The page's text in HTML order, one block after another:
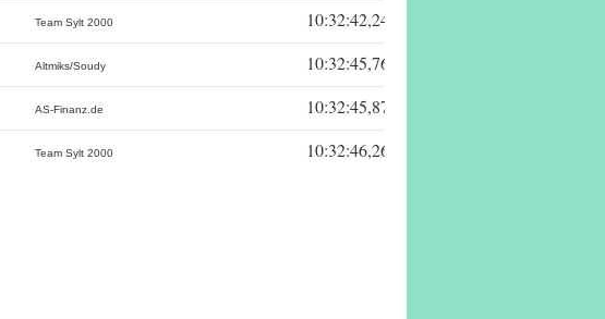
Team Sylt 2000
10:32:42,24
Altmiks/Soudy
10:32:45,76
AS-Finanz.de
10:32:45,87
Team Sylt 2000 10:32:46,26